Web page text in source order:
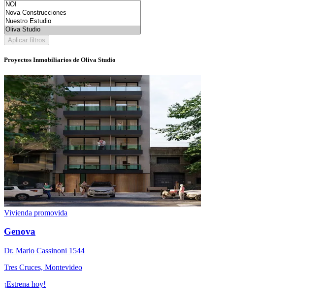
Aplicar filtros
Proyectos Inmobiliarios de Oliva Studio
Vivienda promovida
Genova
Dr. Mario Cassinoni 1544
Tres Cruces, Montevideo
¡Estrena hoy!